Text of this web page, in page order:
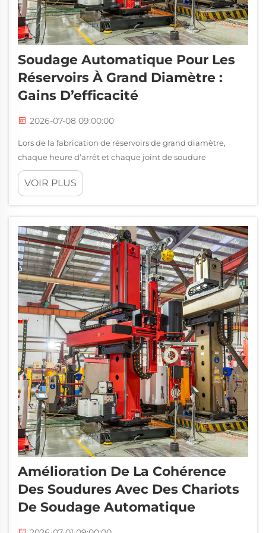
Soudage Automatique Pour Les
Réservoirs À Grand Diamètre :
Gains D’efficacité
2026-07-08 09:00:00
Lors de la fabrication de réservoirs de grand diamètre,
chaque heure d’arrêt et chaque joint de soudure
défectueux entraînent des coûts importants. Le soudage
automatisé s’est imposé comme la solution déterminante
VOIR PLUS
Amélioration De La Cohérence
Des Soudures Avec Des Chariots
De Soudage Automatique